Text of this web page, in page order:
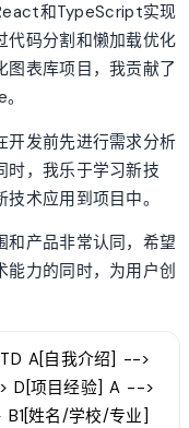
和TypeScript实现
代码分割和懒加载优化
图表库项目，我贡献了
开发前先进行需求分析
时，我乐于学习新技
术应用到项目中。
和产品非常认同，希望
能力的同时，为用户创
A[自我介绍] -->
D[项目经验] A -->
姓名/学校/专业]